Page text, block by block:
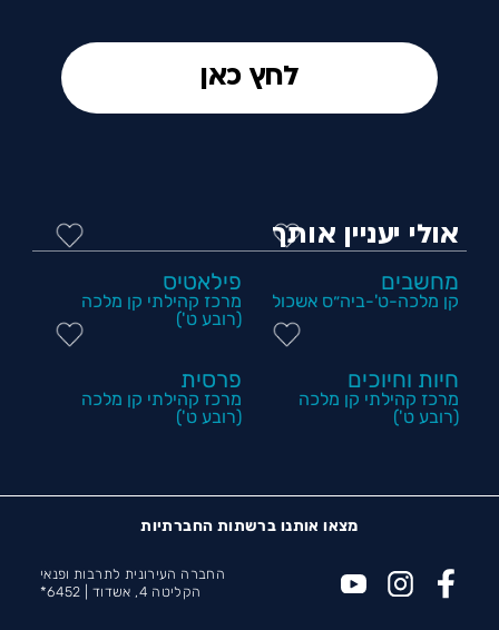
לחץ כאן
אולי יעניין אותך
מחשבים
קן מלכה-ט'-ביה״ס אשכול
פילאטיס
מרכז קהילתי קן מלכה
(רובע ט')
חיות וחיוכים
מרכז קהילתי קן מלכה
(רובע ט')
פרסית
מרכז קהילתי קן מלכה
(רובע ט')
מצאו אותנו ברשתות החברתיות
החברה העירונית לתרבות ופנאי
הקליטה 4, אשדוד |
6452*